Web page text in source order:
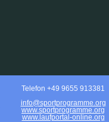
Telefon +49 9655 913381
info@sportprogramme.org
www.sportprogramme.org
www.laufportal-online.org